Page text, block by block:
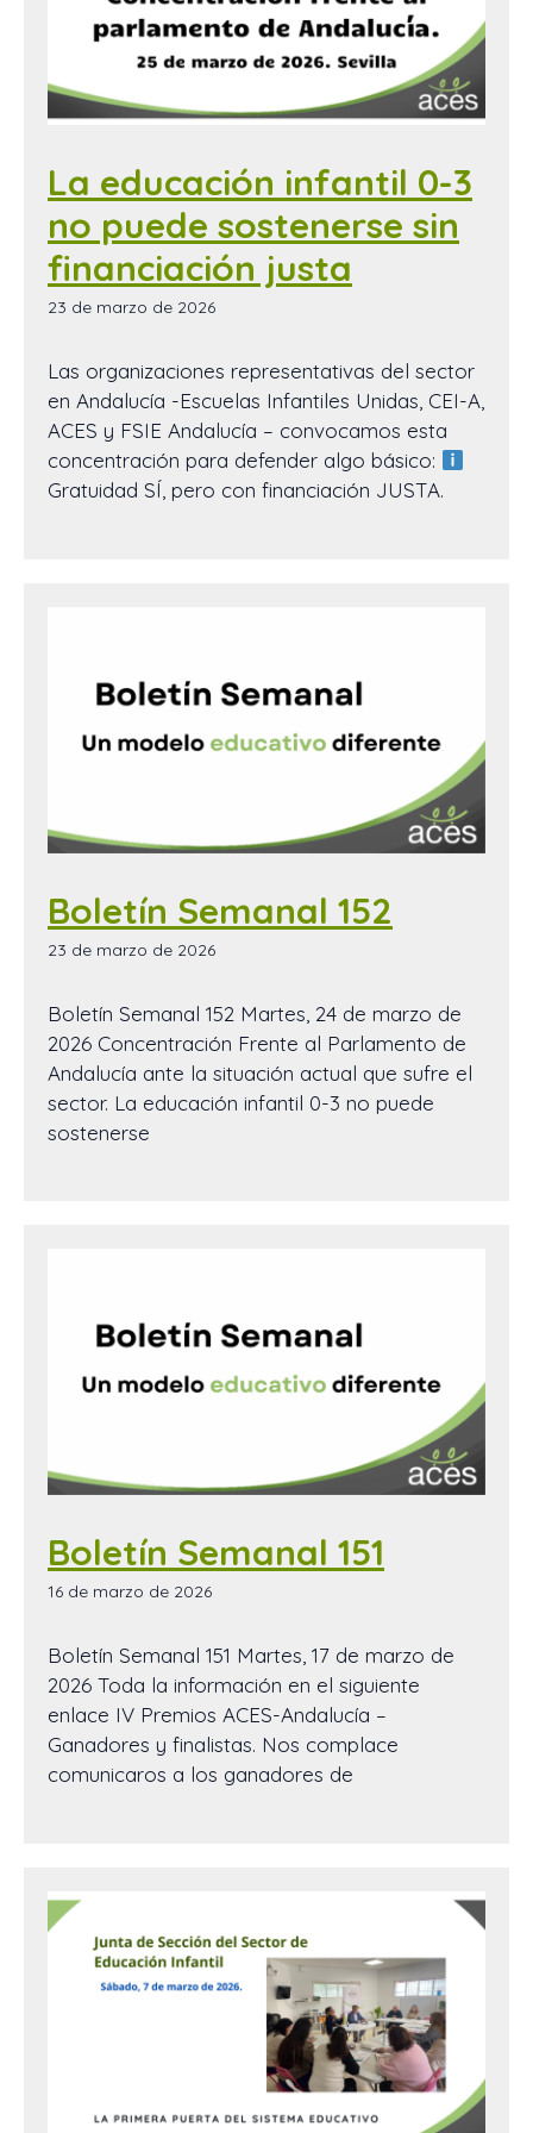
La educación infantil 0-3
no puede sostenerse sin
financiación justa
23 de marzo de 2026
Las organizaciones representativas del sector
en Andalucía -Escuelas Infantiles Unidas, CEI-A,
ACES y FSIE Andalucía – convocamos esta
concentración para defender algo básico:
Gratuidad SÍ, pero con financiación JUSTA.
Boletín Semanal 152
23 de marzo de 2026
Boletín Semanal 152 Martes, 24 de marzo de
2026 Concentración Frente al Parlamento de
Andalucía ante la situación actual que sufre el
sector. La educación infantil 0-3 no puede
sostenerse
Boletín Semanal 151
16 de marzo de 2026
Boletín Semanal 151 Martes, 17 de marzo de
2026 Toda la información en el siguiente
enlace IV Premios ACES-Andalucía –
Ganadores y finalistas. Nos complace
comunicaros a los ganadores de